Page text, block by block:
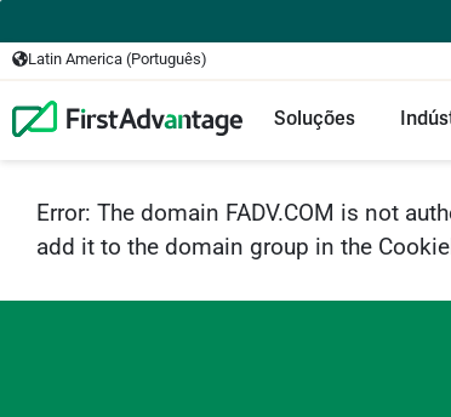
Latin America (Português)
Soluções
Error: The domain FADV.COM is not
add it to the domain group in the